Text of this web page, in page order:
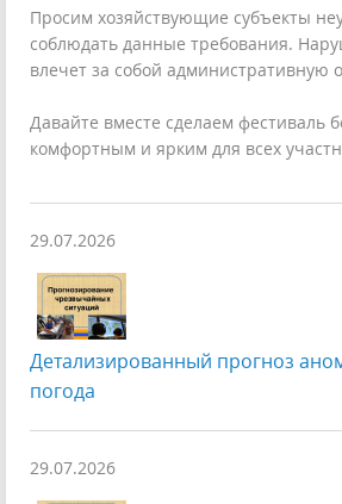
Просим хозяйствующие субъекты
соблюдать данные требования.
влечет за собой административную
Давайте вместе сделаем фестиваль
комфортным и ярким для всех
29.07.2026
Детализированный прогноз
погода
29.07.2026